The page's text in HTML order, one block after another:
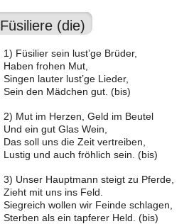
Füsiliere (die)
1) Füsilier sein lust’ge Brüder,
Haben frohen Mut,
Singen lauter lust’ge Lieder,
Sein den Mädchen gut. (bis)
2) Mut im Herzen, Geld im Beutel
Und ein gut Glas Wein,
Das soll uns die Zeit vertreiben,
Lustig und auch fröhlich sein. (bis)
3) Unser Hauptmann steigt zu Pferde,
Zieht mit uns ins Feld.
Siegreich wollen wir Feinde schlagen,
Sterben als ein tapferer Held. (bis)